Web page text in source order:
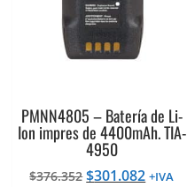
PMNN4805 – Batería de Li-
Ion impres de 4400mAh. TIA-
4950
$376.352El
$301.082El+IVA